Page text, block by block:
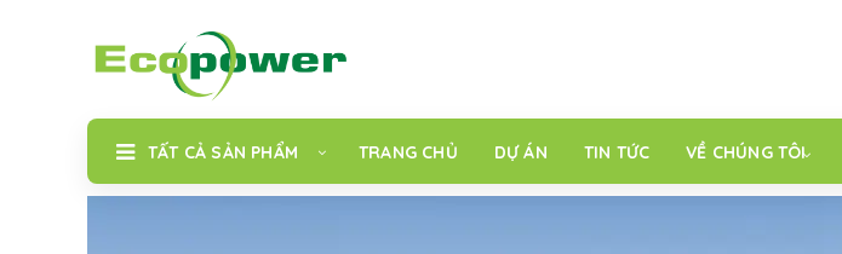
TẤT CẢ SẢN PHẨM TRANG CHỦ DỰ ÁN TIN TỨC VỀ CHÚNG TÔI